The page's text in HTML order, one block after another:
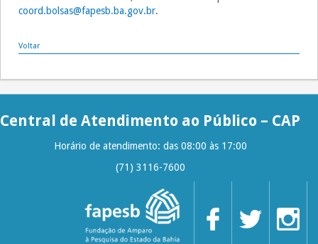
coord.bolsas@fapesb.ba.gov.br.
Voltar
Central de Atendimento ao Público – CAP
Horário de atendimento: das 08:00 às 17:00
(71) 3116-7600